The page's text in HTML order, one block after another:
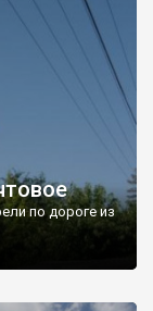
по дороге из